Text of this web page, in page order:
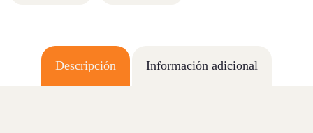
Descripción Información adicional